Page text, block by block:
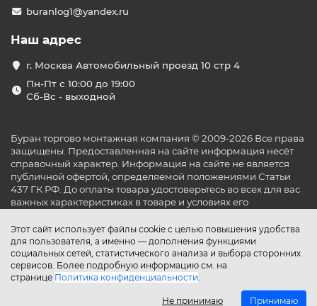
Этот сайт использует файлы cookie с целью повышения удобства
для пользователя, а именно — дополнения функциями
социальных сетей, статистического анализа и выбора сторонних
сервисов. Более подробную информацию см. на
странице Политика конфиденциальности.
Не принимаю Принимаю
buranlog1@yandex.ru
Наш адрес
г. Москва Автомобильный проезд 10 стр 4
Пн-Пт с 10:00 до 19:00
Сб-Вс - выходной
Буран торгово монтажная компания © 2009-2026 Все права
защищены. Предоставленная на сайте информация несёт
справочный характер. Информация на сайте не является
публичной офертой, определяемой положениями Статьи
437 ГК РФ. До оплаты товара удостоверьтесь во всех для вас
важных характеристиках в товаре и условиях его